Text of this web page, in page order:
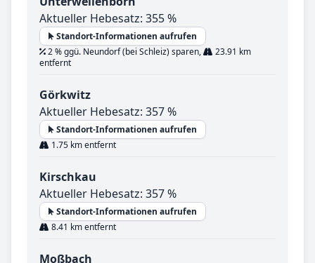
Aktueller Hebesatz: 355 %
Standort-Informationen aufrufen
2 % ggü. Neundorf (bei Schleiz) sparen,
23.91 km
entfernt
Görkwitz
Aktueller Hebesatz: 357 %
Standort-Informationen aufrufen
1.75 km entfernt
Kirschkau
Aktueller Hebesatz: 357 %
Standort-Informationen aufrufen
8.41 km entfernt
Moßbach